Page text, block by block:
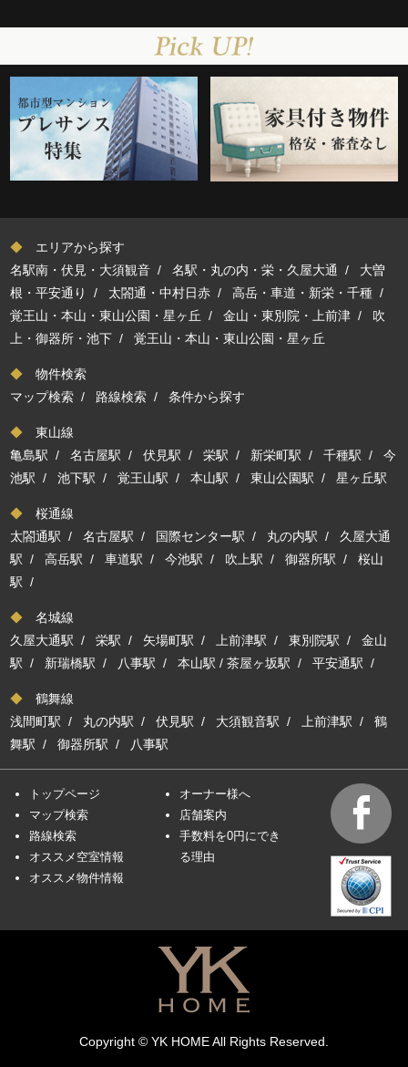
◆ エリアから探す
名駅南・伏見・大須観音 /名駅・丸の内・栄・久屋大通 / 大曽
根・平安通り
/ 太閤通・中村日赤 /高岳・車道・新栄・千種 /
覚王山・本山・東山公園・星ヶ丘 /金山・東別院・上前津 / 吹
上・御器所・池下 /覚王山・本山・東山公園・星ヶ丘
◆ 物件検索
マップ検索 / 路線検索 /条件から探す
◆ 東山線
亀島駅 /名古屋駅 /伏見駅 /栄駅 / 新栄町駅 /千種駅 /今
池駅 /池下駅 /覚王山駅 /本山駅 /東山公園駅 /星ヶ丘駅
◆ 桜通線
太閤通駅 /名古屋駅 / 国際センター駅 / 丸の内駅 / 久屋大通
駅 /高岳駅 /車道駅 /今池駅 / 吹上駅 /御器所駅 /桜山
駅 /
◆ 名城線
久屋大通駅 /栄駅 / 矢場町駅 / 上前津駅 /東別院駅 /金山
駅 / 新瑞橋駅 / 八事駅 /本山駅 /茶屋ヶ坂駅 /平安通駅 /
◆ 鶴舞線
浅間町駅 / 丸の内駅 /伏見駅 / 大須観音駅 / 上前津駅 /鶴
舞駅 /御器所駅 / 八事駅
トップページ
マップ検索
路線検索
オススメ空室情報
オススメ物件情報
オーナー様へ
店舗案内
手数料を0円にでき
る理由
Copyright © YK HOME All Rights Reserved.